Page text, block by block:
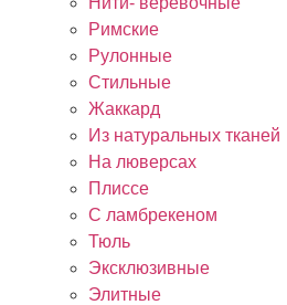
Римские
Рулонные
Стильные
Жаккард
Из натуральных тканей
На люверсах
Плиссе
С ламбрекеном
Тюль
Эксклюзивные
Элитные